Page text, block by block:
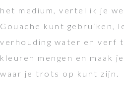
het medium, vertel ik je
Gouache kunt gebruiken,
verhouding water en verf
kleuren mengen en maak
waar je trots op kunt zijn.